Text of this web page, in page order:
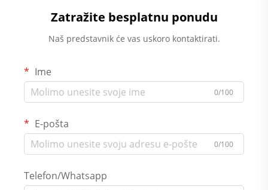
Zatražite besplatnu ponudu
Naš predstavnik će vas uskoro kontaktirati.
Ime
0/100
E-pošta
0/100
Telefon/Whatsapp